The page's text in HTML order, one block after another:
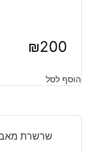
₪200
הוסף לסל
שרשרת מאבן